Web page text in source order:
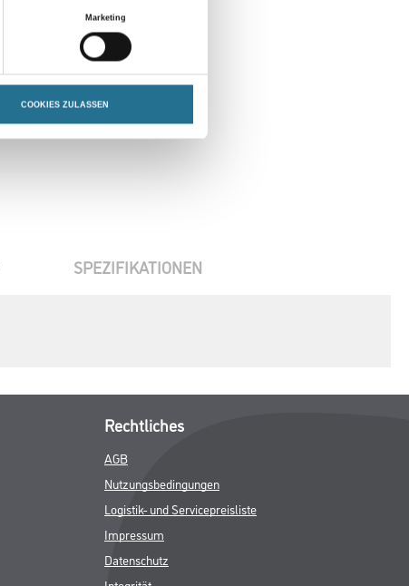
Marketing
COOKIES ZULASSEN
SPEZIFIKATIONEN
Rechtliches
AGB
Nutzungsbedingungen
Logistik- und Servicepreisliste
Impressum
Datenschutz